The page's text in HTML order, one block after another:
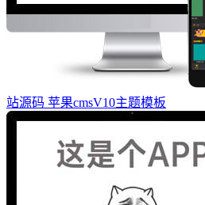
站源码 苹果cmsV10主题模板